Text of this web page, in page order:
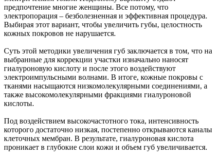
предпочтение многие женщины. Все потому, что
электропорация – безболезненная и эффективная процедура.
Выбирая этот вариант, чтобы увеличить губы, целостность
кожных покровов не нарушается.
Суть этой методики увеличения губ заключается в том, что на
выбранные для коррекции участки изначально наносят
гиалуроновую кислоту и после этого воздействуют
электроимпульсными волнами. В итоге, кожные покровы с
тканями насыщаются низкомолекулярными соединениями, а
также высокомолекулярными фракциями гиалуроновой
кислоты.
Под воздействием высокочастотного тока, интенсивность
которого достаточно низкая, постепенно открываются каналы
клеточных мембран. В результате, гиалуроновая кислота
проникает в глубокие слои кожи и объем губ увеличивается.